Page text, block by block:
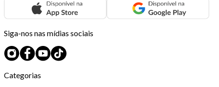
Siga-nos nas mídias sociais
Categorias